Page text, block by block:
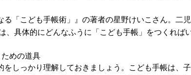
る「こども手帳術」』の著者の星野けいこさん。
、具体的にどんなふうに「こども手帳」をつくれ
めの道具
をしっかり理解しておきましょう。こども手帳は